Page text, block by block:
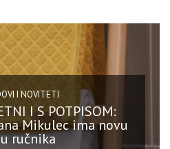
I NOVITETI
I S POTPISOM:
Mikulec ima novu
ručnika